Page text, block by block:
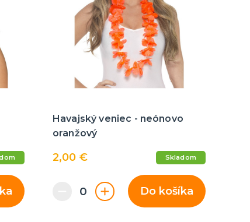
Havajský veniec - neónovo
oranžový
2,00 € Skladom
Do košíka